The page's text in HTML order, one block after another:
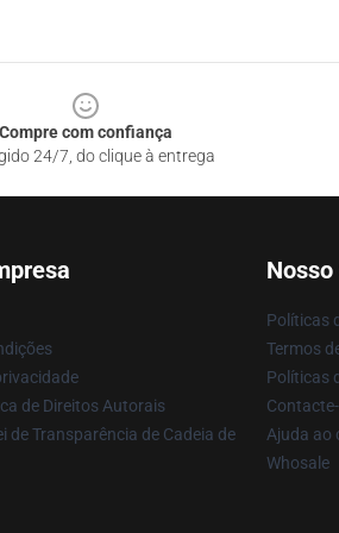
Compre com confiança
24/7, do clique à entrega
de Direitos Autorais
de Transparência de Cadeia de
Políticas
Termos
Políticas
Ajuda ao
Whosale